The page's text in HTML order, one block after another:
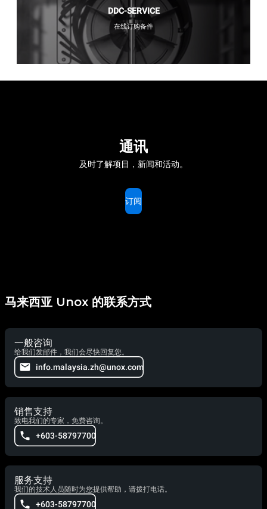
DDC-SERVICE
在线订购备件
通讯
及时了解项目，新闻和活动。
订阅
马来西亚 Unox 的联系方式
一般咨询
给我们发邮件，我们会尽快回复您。
info.malaysia.zh@unox.com
销售支持
致电我们的专家，免费咨询。
+603-58797700
服务支持
我们的技术人员随时为您提供帮助，请拨打电话。
+603-58797700